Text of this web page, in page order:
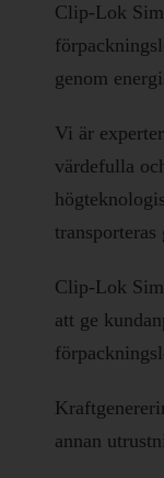
Clip-Lok
genom
Vi är
värdefulla
Clip-Lok
att ge
annan